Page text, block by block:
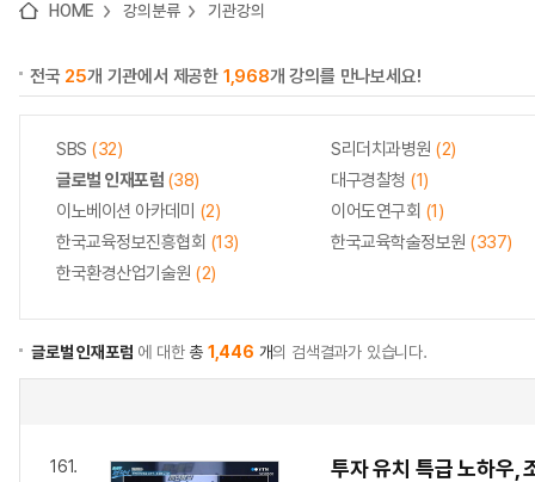
HOME 강의분류 기관강의
전국 25개 기관에서 제공한 1,968개 강의를 만나보세요!
SBS (32) S리더치과병원 (2)
글로벌 인재포럼 (38) 대구경찰청 (1)
이노베이션 아카데미 (2) 이어도연구회 (1)
한국교육정보진흥협회 (13) 한국교육학술정보원 (337)
한국환경산업기술원 (2)
글로벌 인재포럼 에 대한총 1,446 개의 검색결과가 있습니다.
161. 투자 유치 특급 노하우,